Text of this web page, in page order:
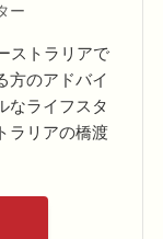
ー
ストラリアで
方のアドバイ
なライフスタ
ラリアの橋渡